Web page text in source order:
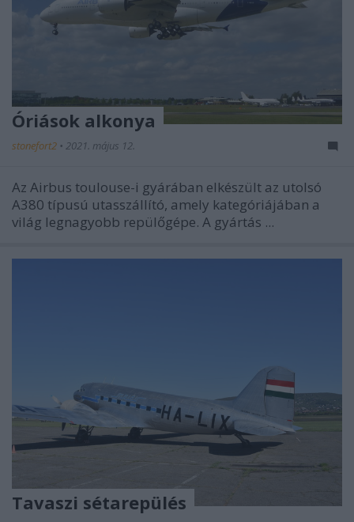
Óriások alkonya
stonefort2 • 2021. május 12.
Az Airbus toulouse-i gyárában elkészült az utolsó
A380 típusú utasszállító, amely kategóriájában a
világ legnagyobb repülőgépe. A gyártás ...
Tavaszi sétarepülés